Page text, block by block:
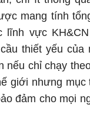
mang tính
lĩnh vực
thiết yếu
nếu chỉ chạy
giới nhưng
đảm cho mọi